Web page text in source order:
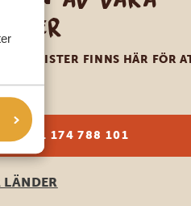
FINNS HÄR FÖR
SV:+31 174 788 101